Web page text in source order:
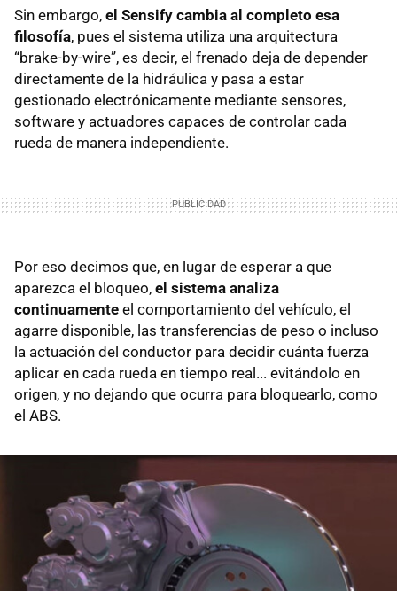
Sin embargo, el Sensify cambia al completo esa
filosofía, pues el sistema utiliza una arquitectura
“brake-by-wire”, es decir, el frenado deja de depender
directamente de la hidráulica y pasa a estar
gestionado electrónicamente mediante sensores,
software y actuadores capaces de controlar cada
rueda de manera independiente.
Por eso decimos que, en lugar de esperar a que
aparezca el bloqueo, el sistema analiza
continuamente el comportamiento del vehículo, el
agarre disponible, las transferencias de peso o incluso
la actuación del conductor para decidir cuánta fuerza
aplicar en cada rueda en tiempo real... evitándolo en
origen, y no dejando que ocurra para bloquearlo, como
el ABS.